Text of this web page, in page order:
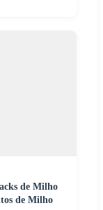
de Milho
de Milho